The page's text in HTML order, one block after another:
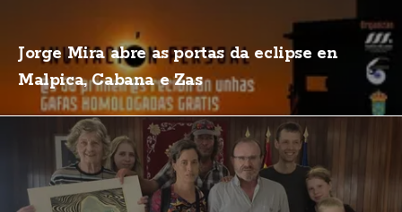
Jorge Mira abre as portas da eclipse en
Malpica, Cabana e Zas